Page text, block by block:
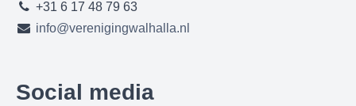
+31 6 17 48 79 63
info@verenigingwalhalla.nl
Social media